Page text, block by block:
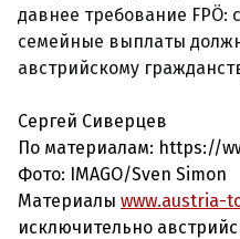
давнее требование FPÖ:
семейные выплаты
австрийскому
Сергей Сиверцев
По материалам: https://
Фото: IMAGO/Sven Simon
Материалы www.austria-
исключительно